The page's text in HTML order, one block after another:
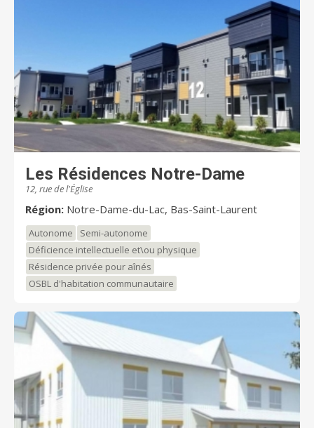
Les Résidences Notre-Dame
12, rue de l'Église
Région: Notre-Dame-du-Lac, Bas-Saint-Laurent
Autonome
Semi-autonome
Déficience intellectuelle et\ou physique
Résidence privée pour aînés
OSBL d'habitation communautaire